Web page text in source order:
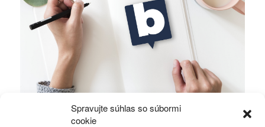
Spravujte súhlas so súbormi
cookie
Nikodým – Mika – Fico, je to len náhoda?